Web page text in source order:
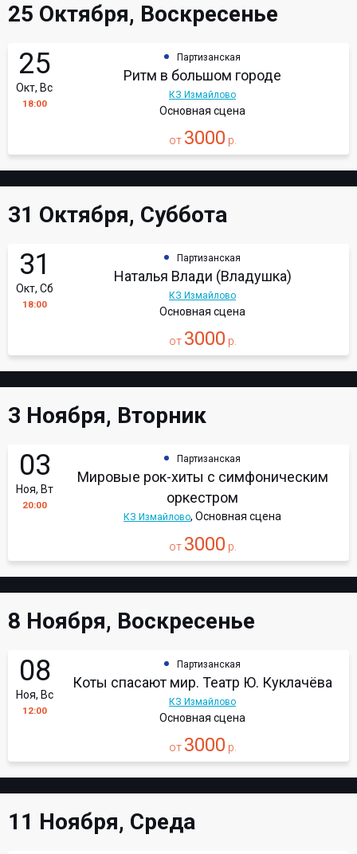
25 Октября, Воскресенье
25
Окт, Вс
18:00
Партизанская
Ритм в большом городе
КЗ Измайлово
Основная сцена
от 3000 р.
31 Октября, Суббота
31
Окт, Сб
18:00
Партизанская
Наталья Влади (Владушка)
КЗ Измайлово
Основная сцена
от 3000 р.
3 Ноября, Вторник
03
Ноя, Вт
20:00
Партизанская
Мировые рок-хиты с симфоническим
оркестром
КЗ Измайлово, Основная сцена
от 3000 р.
8 Ноября, Воскресенье
08
Ноя, Вс
12:00
Партизанская
Коты спасают мир. Театр Ю. Куклачёва
КЗ Измайлово
Основная сцена
от 3000 р.
11 Ноября, Среда